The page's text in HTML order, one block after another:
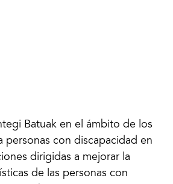
Batuak en el ámbito de los
personas con discapacidad en
dirigidas a mejorar la
de las personas con